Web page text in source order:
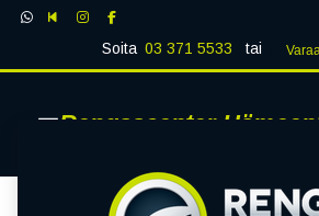
Soita 03 371 5533 tai
Rengascenter